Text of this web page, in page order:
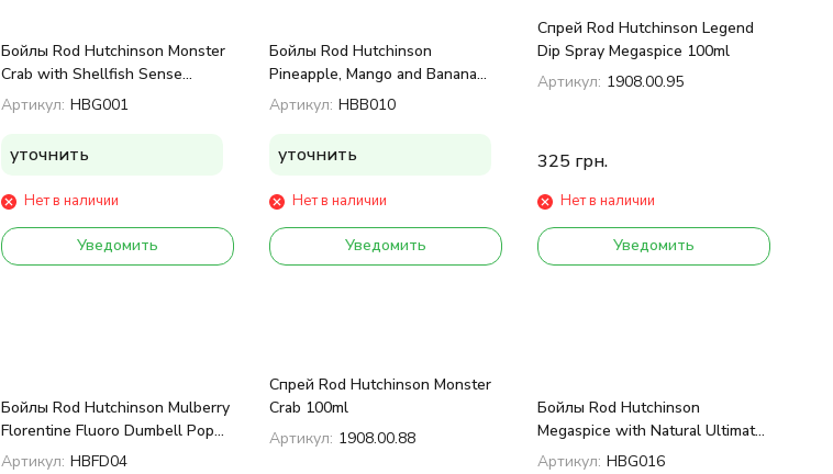
Бойлы Rod Hutchinson Monster
Crab with Shellfish Sense
Appeal 15mm 1kg
Артикул: HBG001
уточнить
Нет в наличии
Уведомить
Бойлы Rod Hutchinson
Pineapple, Mango and Banana
1kg 20 mm
Артикул: HBB010
уточнить
Нет в наличии
Уведомить
Спрей Rod Hutchinson Legend
Dip Spray Megaspice 100ml
Артикул: 1908.00.95
325 грн.
Нет в наличии
Уведомить
Бойлы Rod Hutchinson Mulberry
Florentine Fluoro Dumbell Pop
Ups 12mm 60g
Артикул: HBFD04
Спрей Rod Hutchinson Monster
Crab 100ml
Артикул: 1908.00.88
Бойлы Rod Hutchinson
Megaspice with Natural Ultimate
Spice Blend 1kg 20 mm
Артикул: HBG016